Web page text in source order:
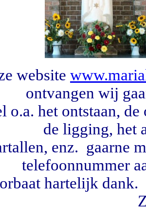
website
ontvangen wij
o.a. het ontstaan,
de ligging, het
enz. gaarne
telefoonnummer
hartelijk